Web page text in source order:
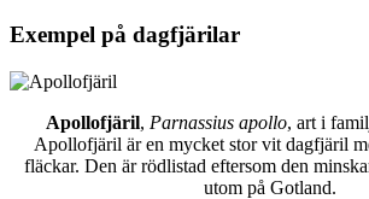
Exempel på dagfjärilar
Apollofjäril, Parnassius apollo, art i
Apollofjäril är en mycket stor vit dagfjäril
fläckar. Den är rödlistad eftersom den
utom på Gotland.